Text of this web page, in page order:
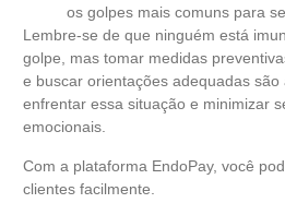
os golpes mais comuns para
Lembre-se de que ninguém está
golpe, mas tomar medidas
e buscar orientações adequadas
enfrentar essa situação e minimizar
emocionais.
Com a plataforma EndoPay, você
clientes facilmente.